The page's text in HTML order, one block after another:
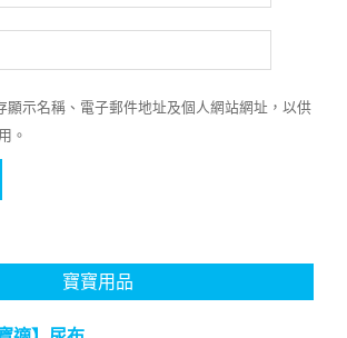
顯示名稱、電子郵件地址及個人網站網址，以供
。
寶寶用品